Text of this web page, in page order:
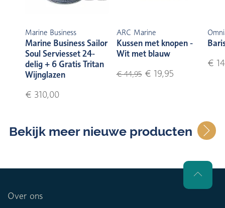
Marine Business
Marine Business Sailor
Soul Serviesset 24-
delig + 6 Gratis Tritan
Wijnglazen
€ 310,00
ARC Marine
Kussen met knopen -
Wit met blauw
€ 44,95€ 19,95
€
Bekijk meer nieuwe producten
Over ons